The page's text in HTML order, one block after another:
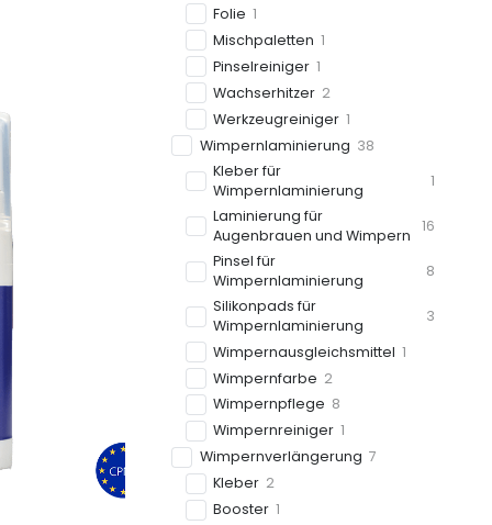
Folie 1
Mischpaletten 1
Pinselreiniger 1
Wachserhitzer 2
Werkzeugreiniger 1
Wimpernlaminierung 38
Kleber für
Wimpernlaminierung
1
Laminierung für
Augenbrauen und Wimpern
16
Pinsel für
Wimpernlaminierung
8
Silikonpads für
Wimpernlaminierung
3
Wimpernausgleichsmittel 1
Wimpernfarbe 2
Wimpernpflege 8
Wimpernreiniger 1
Wimpernverlängerung 7
Kleber 2
Booster 1